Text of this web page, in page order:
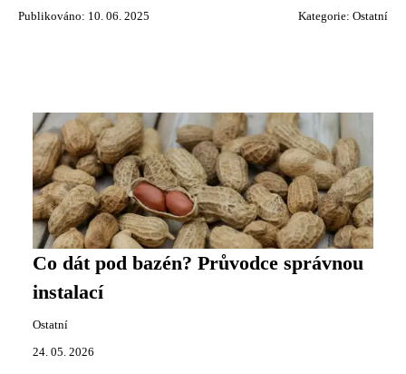
Publikováno: 10. 06. 2025 Kategorie: Ostatní
Co dát pod bazén? Průvodce správnou
instalací
Ostatní
24. 05. 2026